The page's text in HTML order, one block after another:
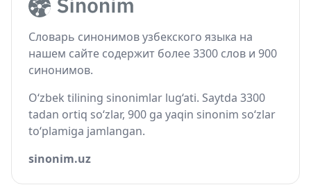
Словарь синонимов узбекского языка на
нашем сайте содержит более 3300 слов и 900
синонимов.
O‘zbek tilining sinonimlar lug‘ati. Saytda 3300
tadan ortiq so‘zlar, 900 ga yaqin sinonim so‘zlar
to‘plamiga jamlangan.
sinonim.uz